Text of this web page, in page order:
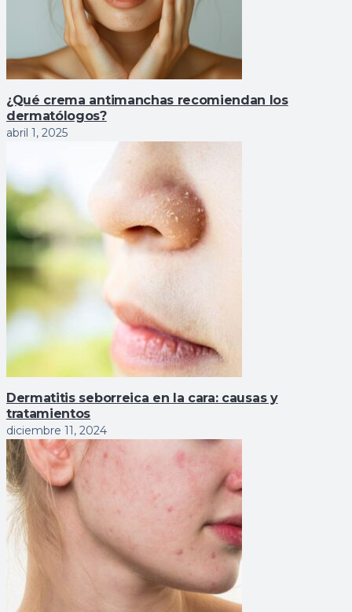
¿Qué crema antimanchas recomiendan los
dermatólogos?
abril 1, 2025
Dermatitis seborreica en la cara: causas y
tratamientos
diciembre 11, 2024